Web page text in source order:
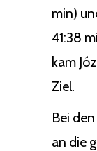
min)
41:38
kam
Ziel.
Bei
an die